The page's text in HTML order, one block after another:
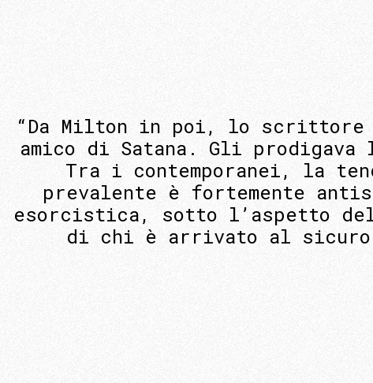
“Da Milton in poi, lo scrittore
amico di Satana. Gli
Tra i contemporanei, la
prevalente è fortemente
esorcistica, sotto l’aspetto
di chi è arrivato al sicuro